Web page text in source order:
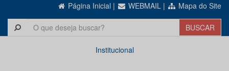
Página Inicial | WEBMAIL | Mapa do Site
Institucional